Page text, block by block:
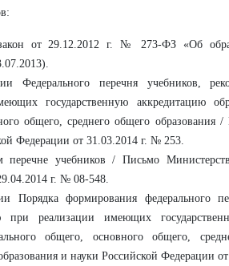
от 29.12.2012 г. № 273-ФЗ «Об
Федерального перечня учебников,
государственную аккредитацию
общего, среднего общего образования
Федерации от 31.03.2014 г. № 253.
перечне учебников / Письмо
г. № 08-548.
Порядка формирования федерального
при реализации имеющих
общего, основного общего,
и науки Российской Федерации